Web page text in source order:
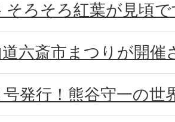
そろそろ紅葉が見頃
六斎市まつりが開催
号発行！熊谷守一の世